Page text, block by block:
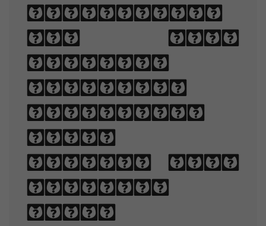
arrangement
of type
involves
selecting
typefaces,
point
sizes, line
lengths,
line-